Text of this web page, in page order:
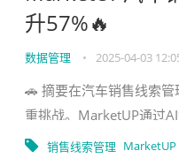
升57%🔥
数据管理 • 2025-04-03
🚗 摘要在汽车销售线索
重挑战。MarketUP通过
助某头部经销商实现线索
销售线索管理 MarketUP